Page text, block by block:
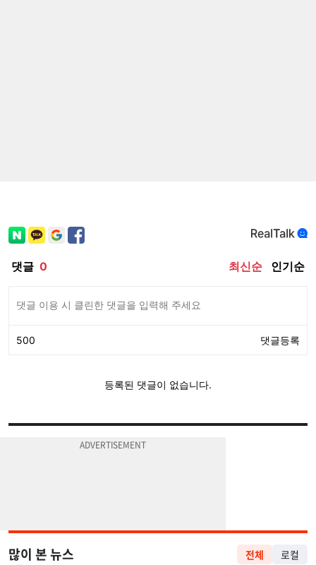
많이 본 뉴스 전체 로컬